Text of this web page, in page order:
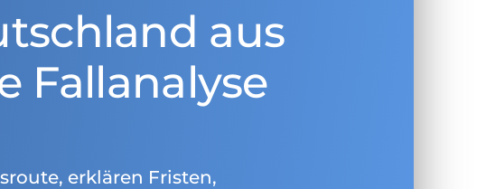
aus
Fallanalyse
erklären Fristen,